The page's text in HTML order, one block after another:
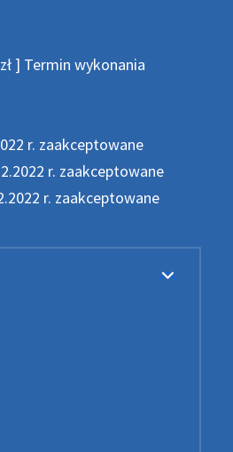
] Termin wykonania
r. zaakceptowane
r. zaakceptowane
r. zaakceptowane